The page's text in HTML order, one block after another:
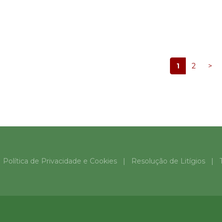
1 2 >
Política de Privacidade e Cookies | Resolução de Litígios |